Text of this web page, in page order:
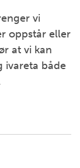
vi
oppstår eller
at vi kan
ivareta både